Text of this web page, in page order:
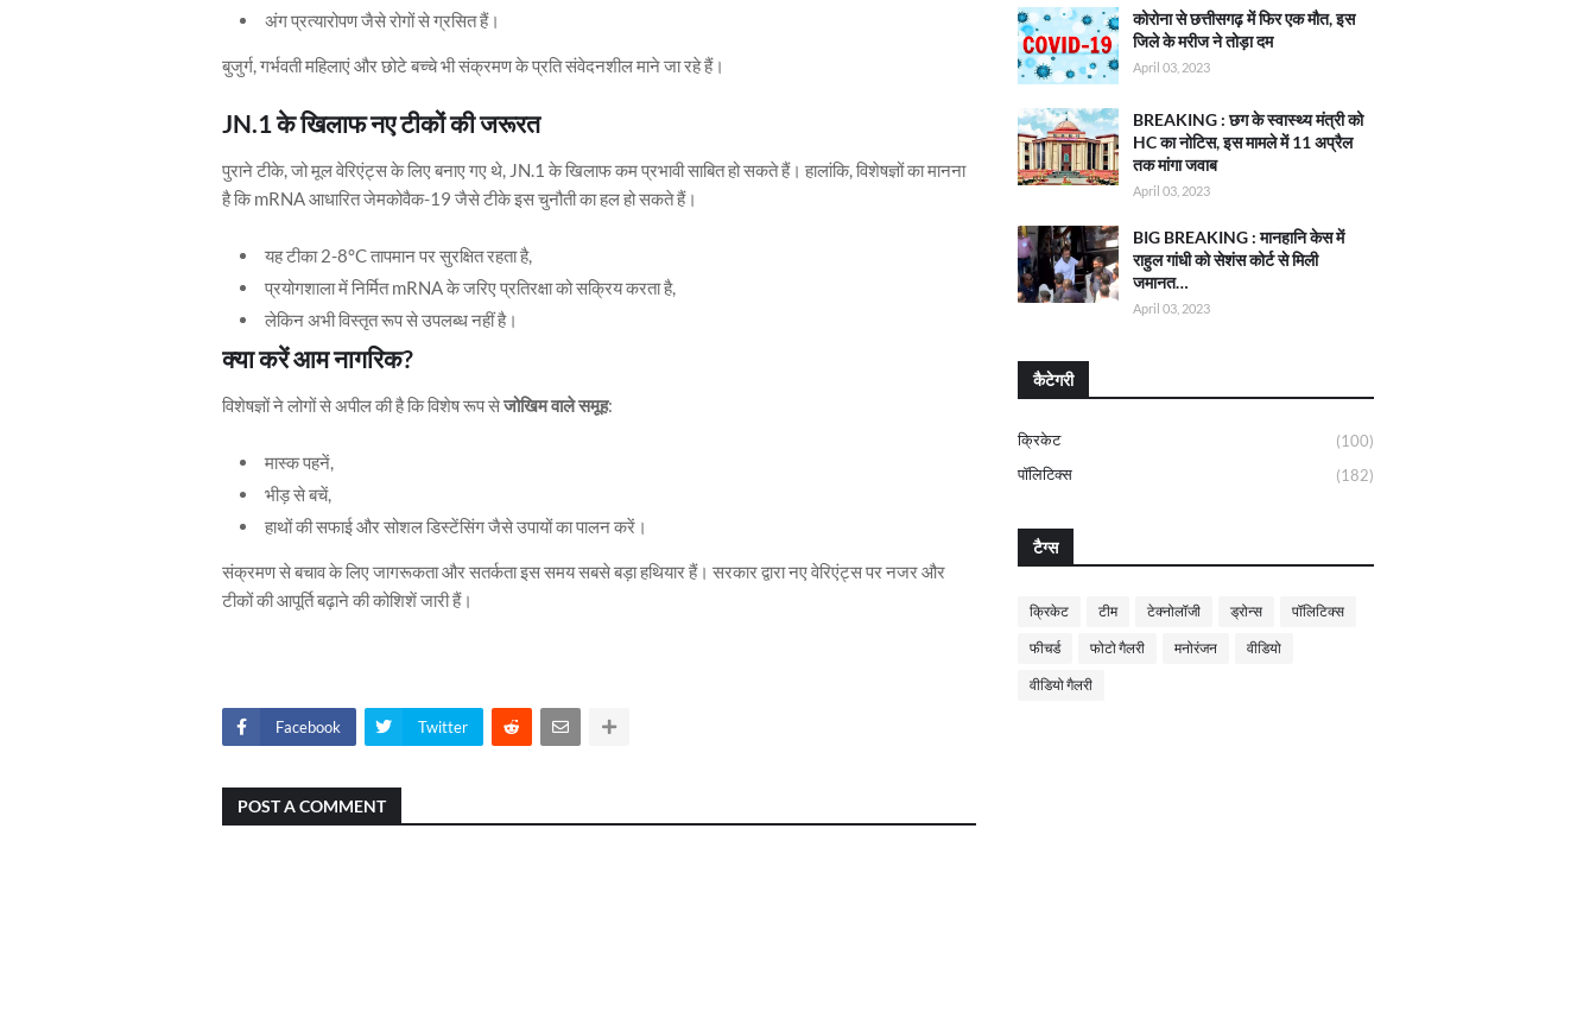
अंग प्रत्यारोपण जैसे रोगों से ग्रसित हैं।
बुजुर्ग, गर्भवती महिलाएं और छोटे बच्चे भी संक्रमण के प्रति संवेदनशील माने जा रहे हैं।
JN.1 के खिलाफ नए टीकों की जरूरत
पुराने टीके, जो मूल वेरिएंट्स के लिए बनाए गए थे, JN.1 के खिलाफ कम प्रभावी साबित हो सकते हैं। हालांकि, विशेषज्ञों का मानना
है कि mRNA आधारित जेमकोवैक-19 जैसे टीके इस चुनौती का हल हो सकते हैं।
यह टीका 2-8°C तापमान पर सुरक्षित रहता है,
प्रयोगशाला में निर्मित mRNA के जरिए प्रतिरक्षा को सक्रिय करता है,
लेकिन अभी विस्तृत रूप से उपलब्ध नहीं है।
क्या करें आम नागरिक?
विशेषज्ञों ने लोगों से अपील की है कि विशेष रूप सेजोखिम वाले समूह:
मास्क पहनें,
भीड़ से बचें,
हाथों की सफाई और सोशल डिस्टेंसिंग जैसे उपायों का पालन करें।
संक्रमण से बचाव के लिए जागरूकता और सतर्कता इस समय सबसे बड़ा हथियार हैं। सरकार द्वारा नए वेरिएंट्स पर नजर और
टीकों की आपूर्ति बढ़ाने की कोशिशें जारी हैं।
Facebook Twitter
POST A COMMENT
कोरोना से छत्तीसगढ़ में फिर एक मौत, इस
जिले के मरीज ने तोड़ा दम
April 03, 2023
BREAKING : छग के स्वास्थ्य मंत्री को
HC का नोटिस, इस मामले में 11 अप्रैल
तक मांगा जवाब
April 03, 2023
BIG BREAKING : मानहानि केस में
राहुल गांधी को सेशंस कोर्ट से मिली
जमानत…
April 03, 2023
कैटेगरी
क्रिकेट
(100)
पॉलिटिक्स
(182)
टैग्स
क्रिकेट टीम टेक्नोलॉजी ड्रोन्स पॉलिटिक्स
फीचर्ड फोटो गैलरी मनोरंजन वीडियो
वीडियो गैलरी